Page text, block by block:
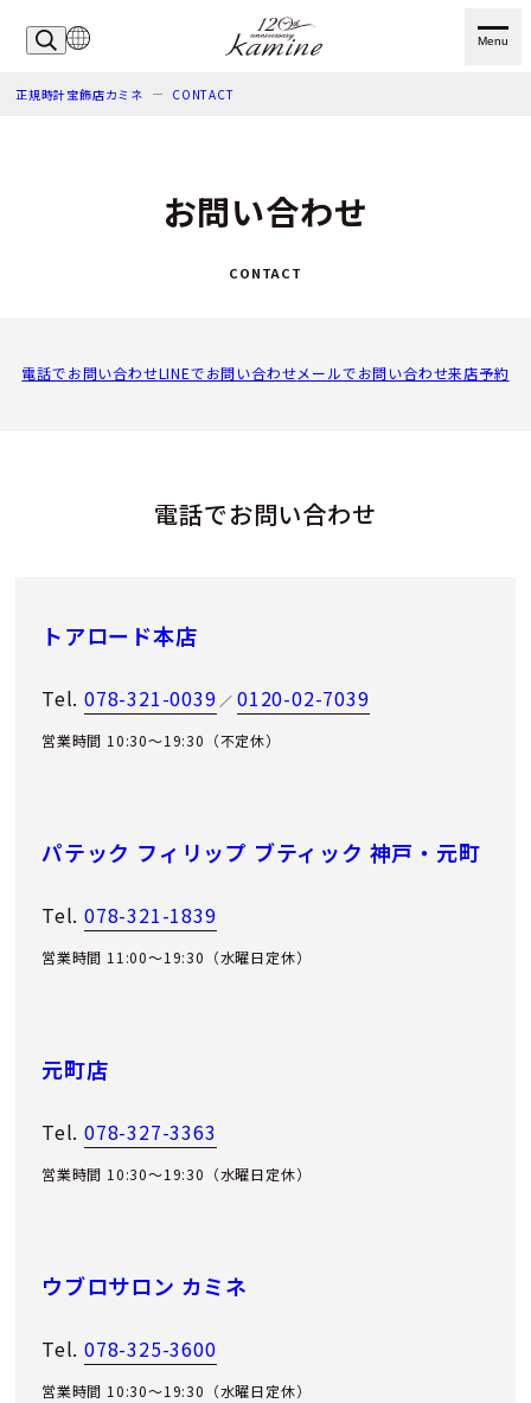
Menu
正規時計宝飾店カミネ CONTACT
お問い合わせ
CONTACT
電話でお問い合わせLINEでお問い合わせメールでお問い合わせ来店予約
電話でお問い合わせ
トアロード本店
Tel. 078-321-0039 ／0120-02-7039
営業時間 10:30～19:30（不定休）
パテック フィリップ ブティック 神戸・元町
Tel. 078-321-1839
営業時間 11:00〜19:30（水曜日定休）
元町店
Tel. 078-327-3363
営業時間 10:30～19:30（水曜日定休）
ウブロサロン カミネ
Tel. 078-325-3600
営業時間 10:30～19:30（水曜日定休）